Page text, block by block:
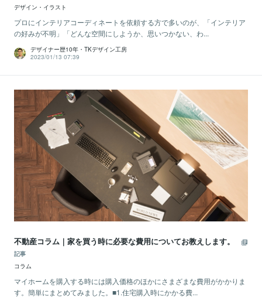
デザイン・イラスト
プロにインテリアコーディネートを依頼する方で多いのが、「インテリア
の好みが不明」「どんな空間にしようか、思いつかない、わ...
デザイナー歴10年・TKデザイン工房
2023/01/13 07:39
不動産コラム｜家を買う時に必要な費用についてお教えします。
記事
コラム
マイホームを購入する時には購入価格のほかにさまざまな費用がかかりま
す。簡単にまとめてみました。■1.住宅購入時にかかる費...